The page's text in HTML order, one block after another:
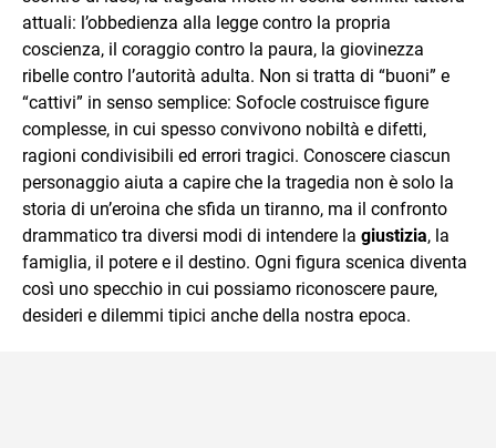
attuali: l’obbedienza alla legge contro la propria
coscienza, il coraggio contro la paura, la giovinezza
ribelle contro l’autorità adulta. Non si tratta di “buoni” e
“cattivi” in senso semplice: Sofocle costruisce figure
complesse, in cui spesso convivono nobiltà e difetti,
ragioni condivisibili ed errori tragici. Conoscere ciascun
personaggio aiuta a capire che la tragedia non è solo la
storia di un’eroina che sfida un tiranno, ma il confronto
drammatico tra diversi modi di intendere la giustizia, la
famiglia, il potere e il destino. Ogni figura scenica diventa
così uno specchio in cui possiamo riconoscere paure,
desideri e dilemmi tipici anche della nostra epoca.